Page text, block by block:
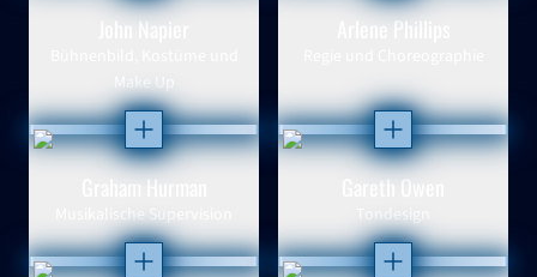
John Napier
Make Up
Arlene Phillips
Öffnen
Graham Hurman
Musikalische Supervision
Öffnen
Gareth Owen
Tondesign